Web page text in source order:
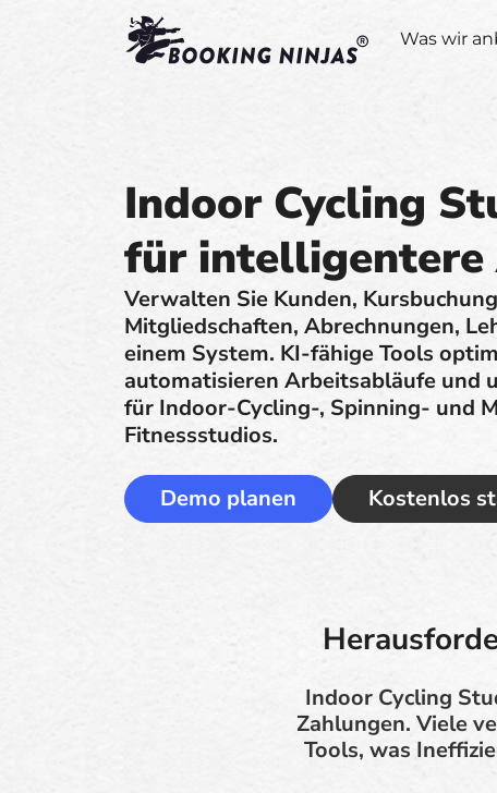
Was wir
Indoor Cycling
für intelligentere
Verwalten Sie Kunden,
Mitgliedschaften, Abrechnungen,
einem System. KI-fähige Tools
automatisieren Arbeitsabläufe und
für Indoor-Cycling-, Spinning- und
Fitnessstudios.
Demo planen Kostenlos
Indoor Cycling
Zahlungen. Viele
Tools, was